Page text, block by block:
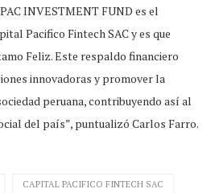
INVESTMENT FUND es el
Pacifico Fintech SAC y es que
Feliz. Este respaldo financiero
innovadoras y promover la
peruana, contribuyendo así al
del país”, puntualizó Carlos Farro.
CAPITAL PACIFICO FINTECH SAC